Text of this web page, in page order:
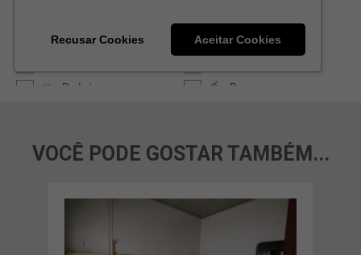
VOCÊ PODE GOSTAR TAMBÉM...